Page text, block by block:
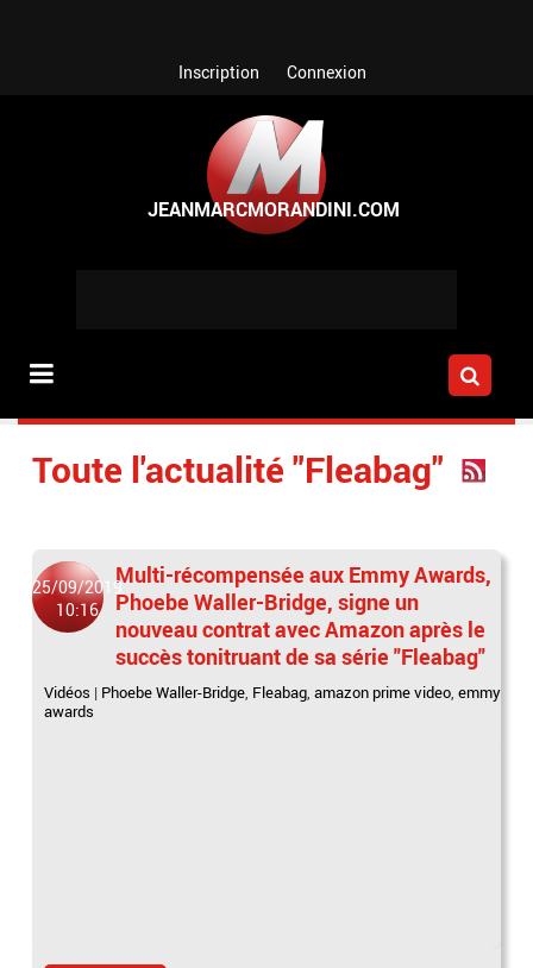
Inscription Connexion
Toute l'actualité "Fleabag"
25/09/2019
10:16
Multi-récompensée aux Emmy Awards,
Phoebe Waller-Bridge, signe un
nouveau contrat avec Amazon après le
succès tonitruant de sa série "Fleabag"
Vidéos | Phoebe Waller-Bridge, Fleabag,amazon prime video,emmy
awards